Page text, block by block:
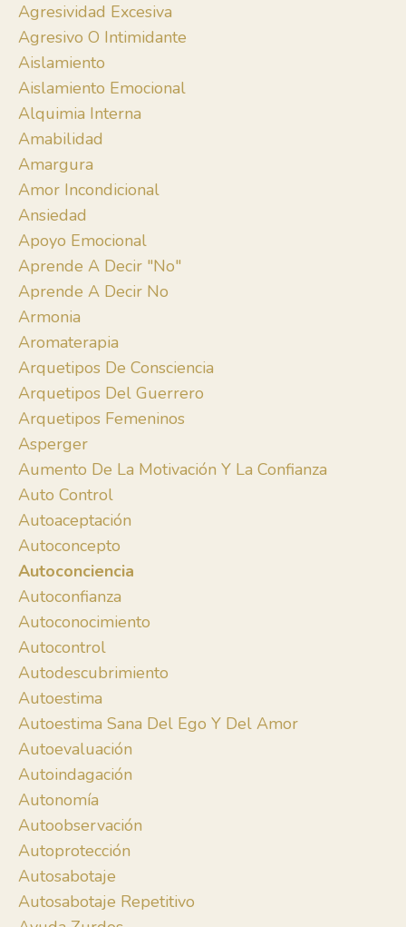
Agresividad Excesiva
Agresivo O Intimidante
Aislamiento
Aislamiento Emocional
Alquimia Interna
Amabilidad
Amargura
Amor Incondicional
Ansiedad
Apoyo Emocional
Aprende A Decir "no"
Aprende A Decir No
Armonia
Aromaterapia
Arquetipos De Consciencia
Arquetipos Del Guerrero
Arquetipos Femeninos
Asperger
Aumento De La Motivación Y La Confianza
Auto Control
Autoaceptación
Autoconcepto
Autoconciencia
Autoconfianza
Autoconocimiento
Autocontrol
Autodescubrimiento
Autoestima
Autoestima Sana Del Ego Y Del Amor
Autoevaluación
Autoindagación
Autonomía
Autoobservación
Autoprotección
Autosabotaje
Autosabotaje Repetitivo